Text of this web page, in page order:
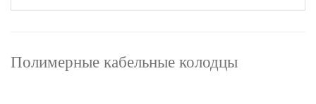
Полимерные кабельные колодцы